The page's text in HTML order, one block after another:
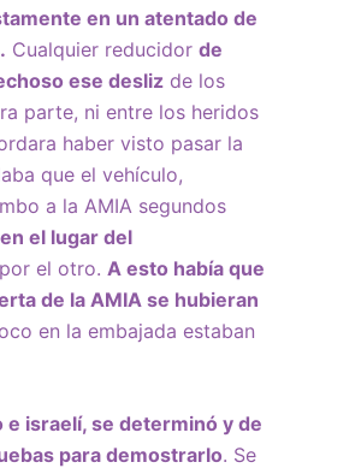
en un atentado de
Cualquier reducidor de
ese desliz de los
parte, ni entre los heridos
haber visto pasar la
que el vehículo,
a la AMIA segundos
el lugar del
el otro. A esto había que
de la AMIA se hubieran
en la embajada estaban
israelí, se determinó y de
para demostrarlo. Se